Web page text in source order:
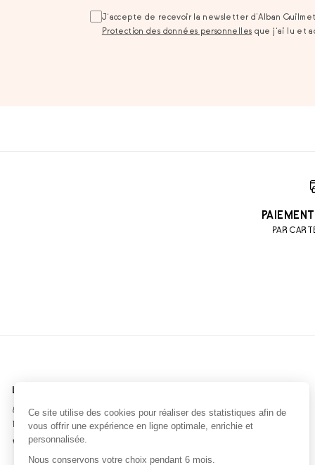
J‘accepte de recevoir la newsletter d’Alban
Protection des données personnelles que j‘ai lu et
PAR
LA CHOCOLATERIE
82 boulevard Yves Guillou
14000 CAEN
02 31 73 34 90
6 rue Saint-Jean
14000 CAEN